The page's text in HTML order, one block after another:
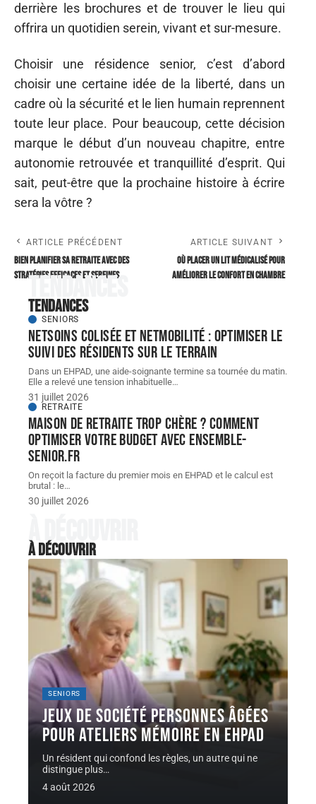
derrière les brochures et de trouver le lieu qui
offrira un quotidien serein, vivant et sur-mesure.
Choisir une résidence senior, c’est d’abord
choisir une certaine idée de la liberté, dans un
cadre où la sécurité et le lien humain reprennent
toute leur place. Pour beaucoup, cette décision
marque le début d’un nouveau chapitre, entre
autonomie retrouvée et tranquillité d’esprit. Qui
sait, peut-être que la prochaine histoire à écrire
sera la vôtre ?
ARTICLE PRÉCÉDENT
Bien planifier sa retraite avec des
stratégies efficaces et sereines
ARTICLE SUIVANT
Où placer un lit médicalisé pour
améliorer le confort en chambre
Tendances
Tendances
SENIORS
NETSoins colisée et NETMobilité : optimiser le
suivi des résidents sur le terrain
Dans un EHPAD, une aide-soignante termine sa tournée du matin.
Elle a relevé une tension inhabituelle…
31 juillet 2026
RETRAITE
Maison de retraite trop chère ? Comment
optimiser votre budget avec ensemble-
senior.fr
On reçoit la facture du premier mois en EHPAD et le calcul est
brutal : le…
30 juillet 2026
À découvrir
À découvrir
SENIORS
Jeux de société personnes âgées
pour ateliers mémoire en EHPAD
Un résident qui confond les règles, un autre qui ne
distingue plus…
4 août 2026